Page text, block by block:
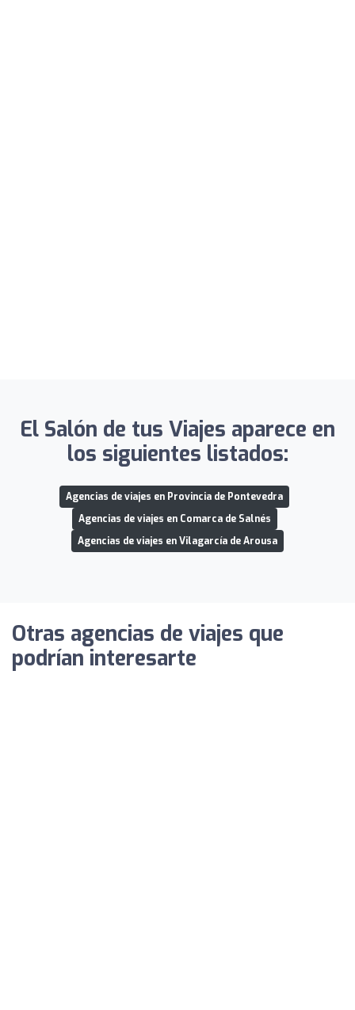
El Salón de tus Viajes aparece en
los siguientes listados:
Agencias de viajes en Provincia de Pontevedra
Agencias de viajes en Comarca de Salnés
Agencias de viajes en Vilagarcía de Arousa
Otras agencias de viajes que
podrían interesarte